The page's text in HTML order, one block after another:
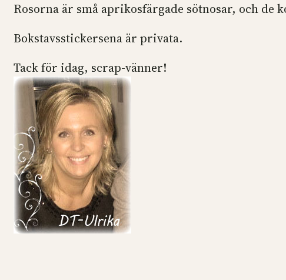
Rosorna är små aprikosfärgade sötnosar, och
Bokstavsstickersena är privata.
Tack för idag, scrap-vänner!